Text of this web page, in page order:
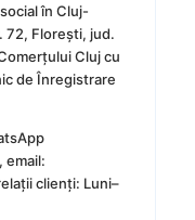
în Cluj-
72, Florești, jud.
Cluj cu
de Înregistrare
, email:
clienți: Luni–